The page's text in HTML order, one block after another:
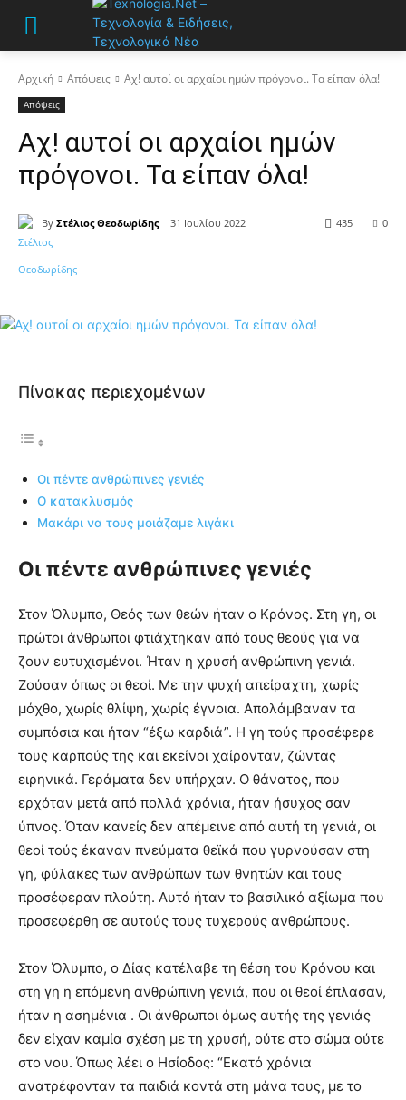
Αρχική Απόψεις Αχ! αυτοί οι αρχαίοι ημών πρόγονοι. Τα είπαν όλα!
Απόψεις
Αχ! αυτοί οι αρχαίοι ημών
πρόγονοι. Τα είπαν όλα!
By Στέλιος Θεοδωρίδης 31 Ιουλίου 2022 0
435
Πίνακας περιεχομένων
Οι πέντε ανθρώπινες γενιές
Ο κατακλυσμός
Μακάρι να τους μοιάζαμε λιγάκι
Οι πέντε ανθρώπινες γενιές
Στον Όλυμπο, Θεός των θεών ήταν ο Κρόνος. Στη γη, οι
πρώτοι άνθρωποι φτιάχτηκαν από τους θεούς για να
ζουν ευτυχισμένοι. Ήταν η χρυσή ανθρώπινη γενιά.
Ζούσαν όπως οι θεοί. Με την ψυχή απείραχτη, χωρίς
μόχθο, χωρίς θλίψη, χωρίς έγνοια. Απολάμβαναν τα
συμπόσια και ήταν “έξω καρδιά”. Η γη τούς προσέφερε
τους καρπούς της και εκείνοι χαίρονταν, ζώντας
ειρηνικά. Γεράματα δεν υπήρχαν. Ο θάνατος, που
ερχόταν μετά από πολλά χρόνια, ήταν ήσυχος σαν
ύπνος. Όταν κανείς δεν απέμεινε από αυτή τη γενιά, οι
θεοί τούς έκαναν πνεύματα θεϊκά που γυρνούσαν στη
γη, φύλακες των ανθρώπων των θνητών και τους
προσέφεραν πλούτη. Αυτό ήταν το βασιλικό αξίωμα που
προσεφέρθη σε αυτούς τους τυχερούς ανθρώπους.
Στον Όλυμπο, ο Δίας κατέλαβε τη θέση του Κρόνου και
στη γη η επόμενη ανθρώπινη γενιά, που οι θεοί έπλασαν,
ήταν η ασημένια . Οι άνθρωποι όμως αυτής της γενιάς
δεν είχαν καμία σχέση με τη χρυσή, ούτε στο σώμα ούτε
στο νου. Όπως λέει ο Ησίοδος: “Εκατό χρόνια
ανατρέφονταν τα παιδιά κοντά στη μάνα τους, με το